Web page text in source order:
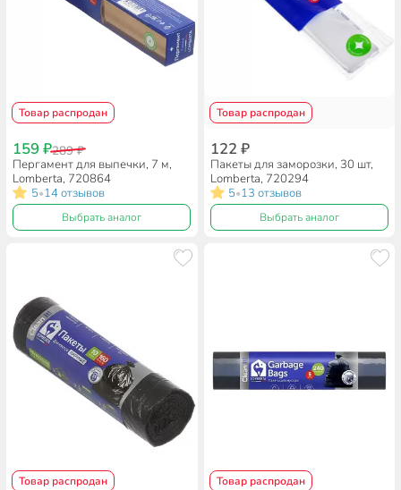
Товар распродан
159 ₽289 ₽
Пергамент для выпечки, 7 м,
Lomberta, 720864
5•14 отзывов
Выбрать аналог
Товар распродан
122 ₽
Пакеты для заморозки, 30 шт,
Lomberta, 720294
5•13 отзывов
Выбрать аналог
Товар распродан Товар распродан